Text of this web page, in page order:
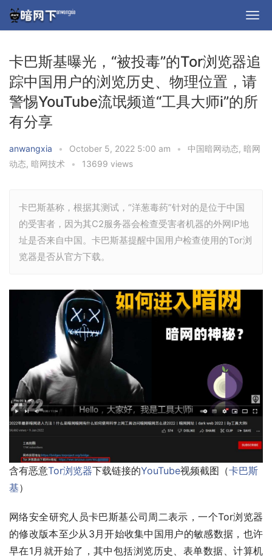
卡巴斯基曝光，“被投毒”的Tor浏览器追
踪中国用户的浏览历史、物理位置，请
警惕YouTube流氓频道“工具大师i”的所
有分享
anwangxia • October 5, 2022 5:00 am • 中国暗网动态, 暗网
动态, 暗网技术 • 13699 views
卡巴斯基称，根据其测试，“洋葱毒药”针对的是位于中国
的受害者，因为其C2服务器会检查受害者机器的外网IP地
址是否来自中国。卡巴斯基提醒中国用户检查使用的Tor浏
览器是否从官方下载。
含有恶意Tor浏览器下载链接的YouTube视频截图（卡巴斯
基）
网络安全研究人员卡巴斯基公司周二表示，一个Tor浏览器
的修改版本至少从3月开始收集中国用户的敏感数据，也许
早在1月就开始了，其中包括浏览历史、表单数据、计算机